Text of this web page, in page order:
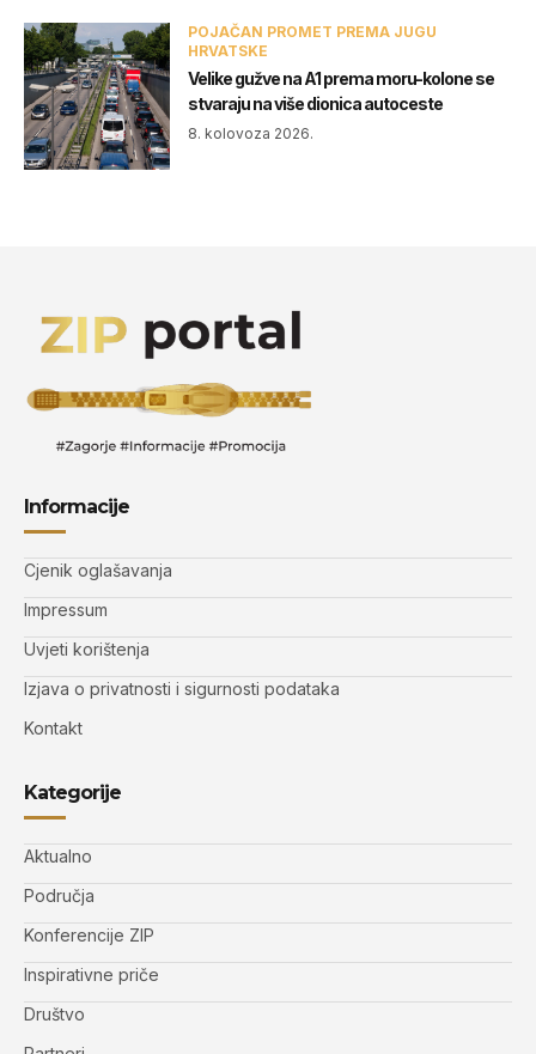
POJAČAN PROMET PREMA JUGU
HRVATSKE
Velike gužve na A1 prema moru-kolone se
stvaraju na više dionica autoceste
8. kolovoza 2026.
Informacije
Cjenik oglašavanja
Impressum
Uvjeti korištenja
Izjava o privatnosti i sigurnosti podataka
Kontakt
Kategorije
Aktualno
Područja
Konferencije ZIP
Inspirativne priče
Društvo